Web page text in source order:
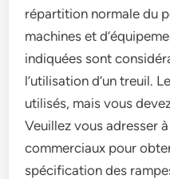
répartition normale du
machines et
indiquées sont
l’utilisation d’un treuil.
utilisés, mais vous
Veuillez vous adresser
commerciaux pour
spécification des